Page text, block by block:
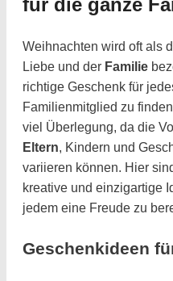
für die ganze
Weihnachten wird oft als
Liebe und der Familie
richtige Geschenk für
Familienmitglied zu
viel Überlegung, da die
Eltern, Kindern und
variieren können. Hier
kreative und einzigartige
jedem eine Freude zu
Geschenkideen